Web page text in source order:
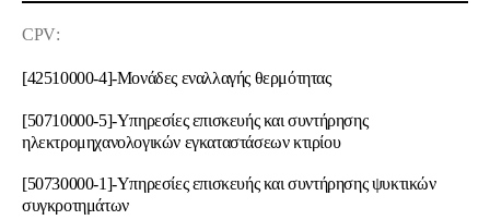
CPV:
[42510000-4]-Μονάδες εναλλαγής θερμότητας
[50710000-5]-Υπηρεσίες επισκευής και συντήρησης
ηλεκτρομηχανολογικών εγκαταστάσεων κτιρίου
[50730000-1]-Υπηρεσίες επισκευής και συντήρησης ψυκτικών
συγκροτημάτων